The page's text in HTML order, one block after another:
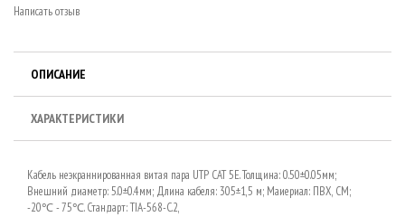
Написать отзыв
ОПИСАНИЕ
ХАРАКТЕРИСТИКИ
Кабель неэкраннированная витая пара UTP CAT 5E. Толщина: 0.50±0.05мм;
Внешний диаметр: 5.0±0.4мм; Длина кабеля: 305±1,5 м; Маиериал: ПВХ, СМ;
-20℃ - 75℃. Стандарт: TIA-568-C.2,